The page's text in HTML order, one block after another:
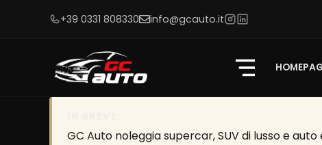
+39 0331 808330 info@gcauto.it
GC Auto noleggia supercar, SUV di lusso e